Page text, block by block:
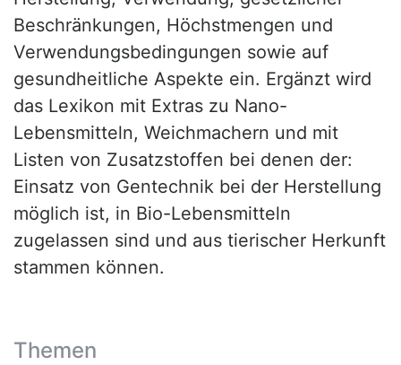
Beschränkungen, Höchstmengen und
Verwendungsbedingungen sowie auf
gesundheitliche Aspekte ein. Ergänzt wird
das Lexikon mit Extras zu Nano-
Lebensmitteln, Weichmachern und mit
Listen von Zusatzstoffen bei denen der:
Einsatz von Gentechnik bei der Herstellung
möglich ist, in Bio-Lebensmitteln
zugelassen sind und aus tierischer Herkunft
stammen können.
Themen